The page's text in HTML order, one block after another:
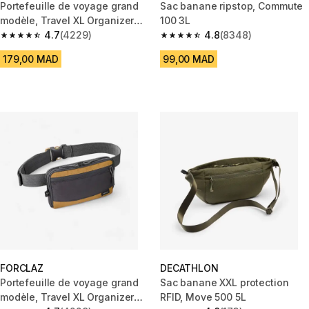
Portefeuille de voyage grand
modèle, Travel XL Organizer
noir
4.7
4.7 out of 5 stars from 4229 reviews
(4229)
179,00 MAD
Sac banane ripstop, Commute
100 3L
4.8
4.8 out of 5 stars from 8348
(8348)
99,00 MAD
FORCLAZ
Portefeuille de voyage grand
modèle, Travel XL Organizer
DECATHLON
Sac banane XXL protection
RFID, Move 500 5L